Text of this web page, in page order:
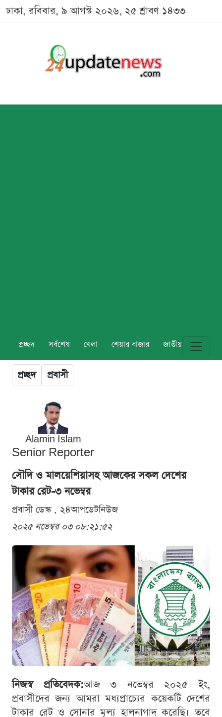
ঢাকা, রবিবার, ৯ আগস্ট ২০২৬, ২৫ শ্রাবণ ১৪৩৩
প্রচ্ছদ সর্বশেষ খেলা শেয়ার বাজার জাতীয় বিশ্ব
প্রচ্ছদ প্রবাসী
Alamin Islam
Senior Reporter
সৌদি ও মালয়েশিয়াসহ আজকের সকল দেশের
টাকার রেট-৩ নভেম্বর
প্রবাসী ডেস্ক . ২৪আপডেটনিউজ
২০২৫ নভেম্বর ০৩ ০৮:২১:৫২
নিজস্ব প্রতিবেদক:আজ ৩ নভেম্বর ২০২৫ ইং,
প্রবাসীদের জন্য আমরা মধ্যপ্রাচ্যের কয়েকটি দেশের
টাকার রেট ও সোনার মূল্য হালনাগাদ করেছি। তবে